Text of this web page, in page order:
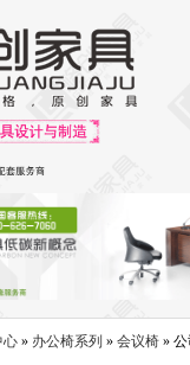
折叠屏风
组合职员台
心» 办公椅系列 » 会议椅» 公